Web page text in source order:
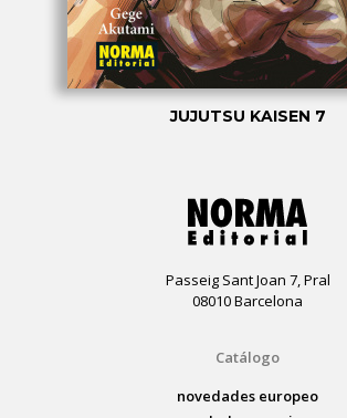
JUJUTSU KAISEN 7
Passeig Sant Joan 7, Pral
08010 Barcelona
Catálogo
novedades europeo